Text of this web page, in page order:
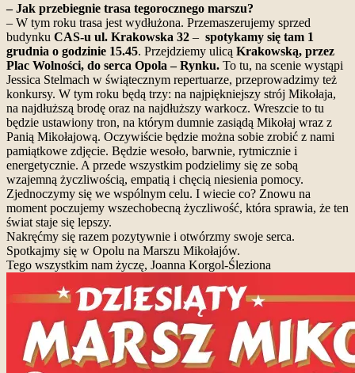
– Jak przebiegnie trasa tegorocznego marszu?
– W tym roku trasa jest wydłużona. Przemaszerujemy sprzed
budynku CAS-u ul. Krakowska 32 – spotykamy się tam 1
grudnia o godzinie 15.45. Przejdziemy ulicą Krakowską, przez
Plac Wolności, do serca Opola – Rynku. To tu, na scenie wystąpi
Jessica Stelmach w świątecznym repertuarze, przeprowadzimy też
konkursy. W tym roku będą trzy: na najpiękniejszy strój Mikołaja,
na najdłuższą brodę oraz na najdłuższy warkocz. Wreszcie to tu
będzie ustawiony tron, na którym dumnie zasiądą Mikołaj wraz z
Panią Mikołajową. Oczywiście będzie można sobie zrobić z nami
pamiątkowe zdjęcie. Będzie wesoło, barwnie, rytmicznie i
energetycznie. A przede wszystkim podzielimy się ze sobą
wzajemną życzliwością, empatią i chęcią niesienia pomocy.
Zjednoczymy się we wspólnym celu. I wiecie co? Znowu na
moment poczujemy wszechobecną życzliwość, która sprawia, że ten
świat staje się lepszy.
Nakręćmy się razem pozytywnie i otwórzmy swoje serca.
Spotkajmy się w Opolu na Marszu Mikołajów.
Tego wszystkim nam życzę, Joanna Korgol-Śleziona